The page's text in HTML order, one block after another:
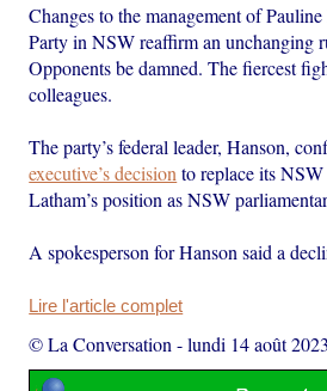
Changes to the management of
Party in NSW reaffirm an unchanging
Opponents be damned. The fiercest
colleagues.
The party’s federal leader, Hanson,
executive’s decision to replace its
Latham’s position as NSW
A spokesperson for Hanson said a
Lire l'article complet
© La Conversation -lundi 14 août 2023